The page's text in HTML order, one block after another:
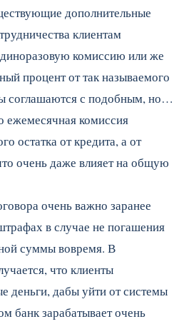
дополнительные
клиентам
комиссию или же
процент от так называемого
соглашаются с подобным, но…
ежемесячная комиссия
остатка от кредита, а от
очень даже влияет на общую
очень важно заранее
в случае не погашения
суммы вовремя. В
что клиенты
деньги, дабы уйти от системы
банк зарабатывает очень